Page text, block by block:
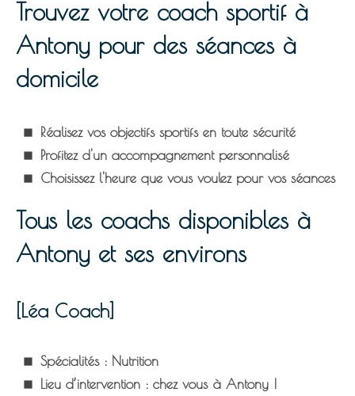
Trouvez votre coach sportif à
Antony pour des séances à
domicile
Réalisez vos objectifs sportifs en toute sécurité
Profitez d'un accompagnement personnalisé
Choisissez l'heure que vous voulez pour vos séances
Tous les coachs disponibles à
Antony et ses environs
[Léa Coach]
Spécialités :Nutrition
Lieu d’intervention :chez vous à Antony !